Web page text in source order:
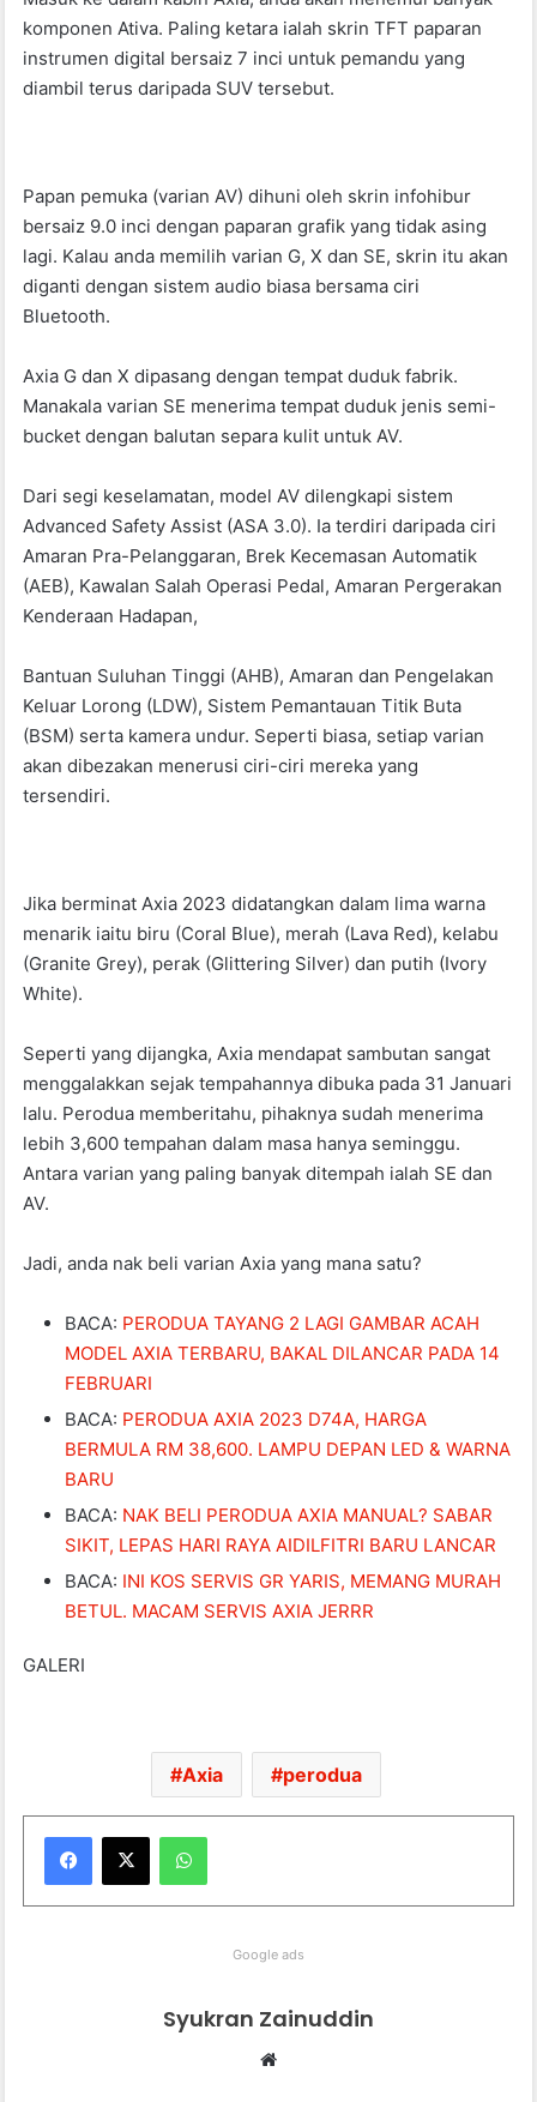
komponen Ativa. Paling ketara ialah skrin TFT paparan
instrumen digital bersaiz 7 inci untuk pemandu yang
diambil terus daripada SUV tersebut.
Papan pemuka (varian AV) dihuni oleh skrin infohibur
bersaiz 9.0 inci dengan paparan grafik yang tidak asing
lagi. Kalau anda memilih varian G, X dan SE, skrin itu akan
diganti dengan sistem audio biasa bersama ciri
Bluetooth.
Axia G dan X dipasang dengan tempat duduk fabrik.
Manakala varian SE menerima tempat duduk jenis semi-
bucket dengan balutan separa kulit untuk AV.
Dari segi keselamatan, model AV dilengkapi sistem
Advanced Safety Assist (ASA 3.0). Ia terdiri daripada ciri
Amaran Pra-Pelanggaran, Brek Kecemasan Automatik
(AEB), Kawalan Salah Operasi Pedal, Amaran Pergerakan
Kenderaan Hadapan,
Bantuan Suluhan Tinggi (AHB), Amaran dan Pengelakan
Keluar Lorong (LDW), Sistem Pemantauan Titik Buta
(BSM) serta kamera undur. Seperti biasa, setiap varian
akan dibezakan menerusi ciri-ciri mereka yang
tersendiri.
Jika berminat Axia 2023 didatangkan dalam lima warna
menarik iaitu biru (Coral Blue), merah (Lava Red), kelabu
(Granite Grey), perak (Glittering Silver) dan putih (Ivory
White).
Seperti yang dijangka, Axia mendapat sambutan sangat
menggalakkan sejak tempahannya dibuka pada 31 Januari
lalu. Perodua memberitahu, pihaknya sudah menerima
lebih 3,600 tempahan dalam masa hanya seminggu.
Antara varian yang paling banyak ditempah ialah SE dan
AV.
Jadi, anda nak beli varian Axia yang mana satu?
BACA: PERODUA TAYANG 2 LAGI GAMBAR ACAH
MODEL AXIA TERBARU, BAKAL DILANCAR PADA 14
FEBRUARI
BACA: PERODUA AXIA 2023 D74A, HARGA
BERMULA RM 38,600. LAMPU DEPAN LED & WARNA
BARU
BACA: NAK BELI PERODUA AXIA MANUAL? SABAR
SIKIT, LEPAS HARI RAYA AIDILFITRI BARU LANCAR
BACA: INI KOS SERVIS GR YARIS, MEMANG MURAH
BETUL. MACAM SERVIS AXIA JERRR
GALERI
Axia perodua
WhatsApp
Google ads
Syukran Zainuddin